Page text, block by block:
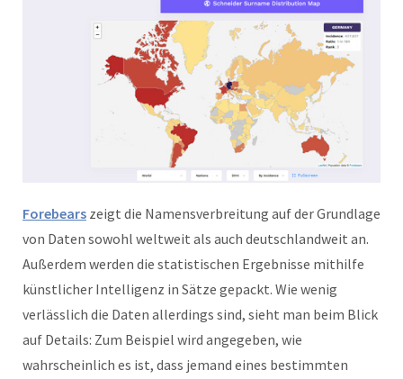
Forebears zeigt die Namensverbreitung auf der Grundlage
von Daten sowohl weltweit als auch deutschlandweit an.
Außerdem werden die statistischen Ergebnisse mithilfe
künstlicher Intelligenz in Sätze gepackt. Wie wenig
verlässlich die Daten allerdings sind, sieht man beim Blick
auf Details: Zum Beispiel wird angegeben, wie
wahrscheinlich es ist, dass jemand eines bestimmten